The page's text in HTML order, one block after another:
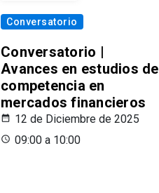
Conversatorio
Conversatorio |
Avances en estudios de
competencia en
mercados financieros
12 de Diciembre de 2025
09:00 a 10:00